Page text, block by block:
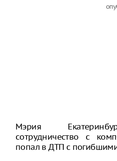
Мэрия
сотрудничество с
попал в ДТП с